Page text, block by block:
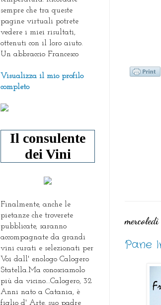
Pane
sempre che tra queste
pagine virtuali potrete
vedere i miei risultati,
ottenuti con il loro aiuto.
Un abbraccio Francesco
Visualizza il mio profilo
completo
Il consulente
dei Vini
Finalmente, anche le
pietanze che troverete
pubblicate, saranno
accompagnate da grandi
vini curati e selezionati per
Voi dall' enologo Calogero
Statella.Ma conosciamolo
più da vicino...Calogero, 32
Anni nato a Catania, è
figlio d' Arte, suo padre